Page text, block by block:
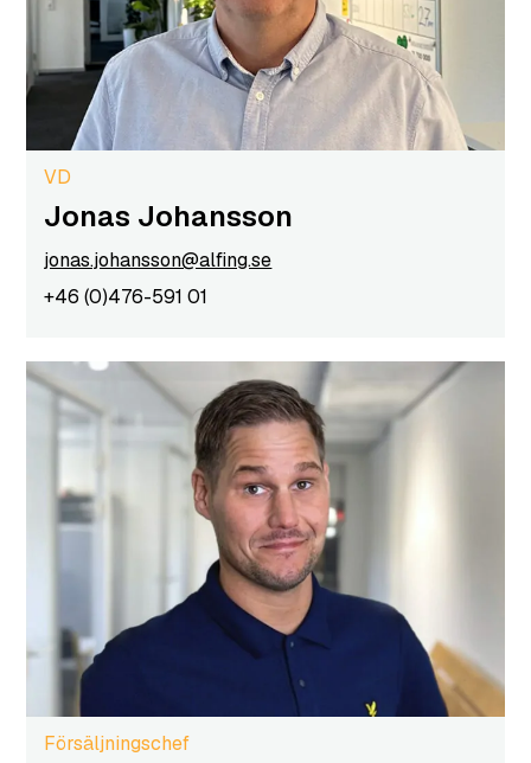
VD
Jonas Johansson
jonas.johansson@alfing.se
+46 (0)476-591 01
Försäljningschef